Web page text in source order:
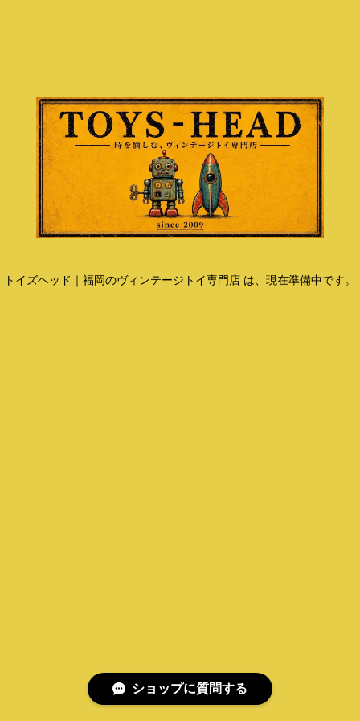
トイズヘッド｜福岡のヴィンテージトイ専門店 は、現在準備中です。
ショップに質問する